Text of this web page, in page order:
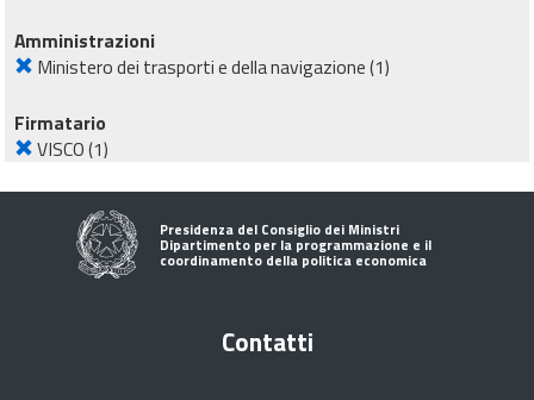
Amministrazioni
Ministero dei trasporti e della navigazione(1)
Firmatario
VISCO(1)
Presidenza del Consiglio dei Ministri
Dipartimento per la programmazione e il
coordinamento della politica economica
Contatti